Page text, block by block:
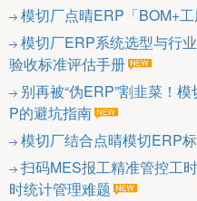
模切厂点晴ERP「BOM+
模切厂ERP系统选型与行
验收标准评估手册
别再被“伪ERP”割韭菜！
P的避坑指南
模切厂结合点晴模切ERP
扫码MES报工精准管控工
时统计管理难题